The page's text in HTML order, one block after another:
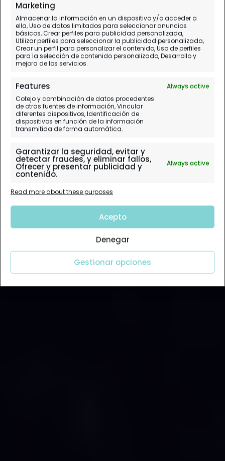
Marketing
Almacenar la información en un dispositivo y/o acceder a
ella, Uso de datos limitados para seleccionar anuncios
básicos, Crear perfiles para publicidad personalizada,
Utilizar perfiles para seleccionar la publicidad personalizada,
Crear un perfil para personalizar el contenido, Uso de perfiles
para la selección de contenido personalizado, Desarrollo y
mejora de los servicios.
Features
Always active
Cotejo y combinación de datos procedentes
de otras fuentes de información, Vincular
diferentes dispositivos, Identificación de
dispositivos en función de la información
transmitida de forma automática.
Garantizar la seguridad, evitar y
detectar fraudes, y eliminar fallos,
Ofrecer y presentar publicidad y
contenido.
Always active
Read more about these purposes
Acepto
Denegar
Gestionar opciones